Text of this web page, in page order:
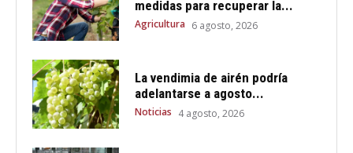
medidas para recuperar la...
Agricultura 6 agosto, 2026
La vendimia de airén podría
adelantarse a agosto...
Noticias 4 agosto, 2026